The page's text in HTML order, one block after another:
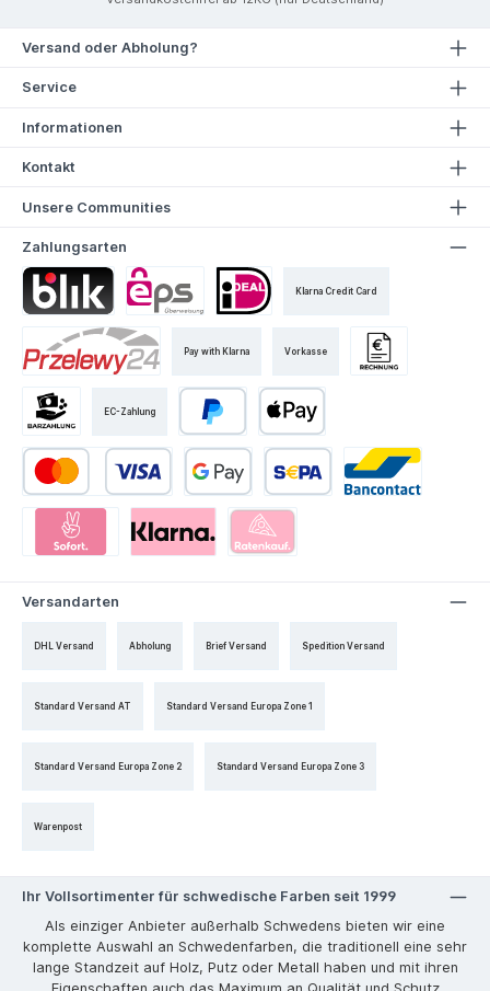
Versand oder Abholung?
Service
Informationen
Kontakt
Unsere Communities
Zahlungsarten
Klarna Credit Card
Pay with Klarna Vorkasse
EC-Zahlung
Versandarten
DHL Versand Abholung Brief Versand Spedition Versand
Standard Versand AT Standard Versand Europa Zone 1
Standard Versand Europa Zone 2 Standard Versand Europa Zone 3
Warenpost
Ihr Vollsortimenter für schwedische Farben seit 1999
Als einziger Anbieter außerhalb Schwedens bieten wir eine
komplette Auswahl an Schwedenfarben, die traditionell eine sehr
lange Standzeit auf Holz, Putz oder Metall haben und mit ihren